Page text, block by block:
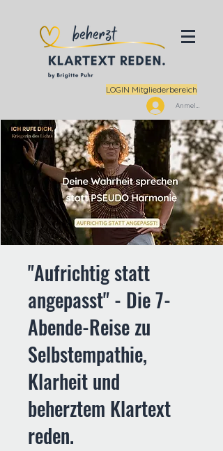
LOGIN Mitgliederbereich
Anmelden
"Aufrichtig statt
angepasst" - Die 7-
Abende-Reise zu
Selbstempathie,
Klarheit und
beherztem Klartext
reden.